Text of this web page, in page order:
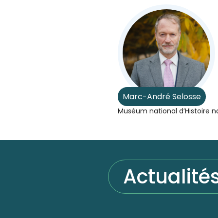
Marc-André Selosse
Muséum national d’Histoire